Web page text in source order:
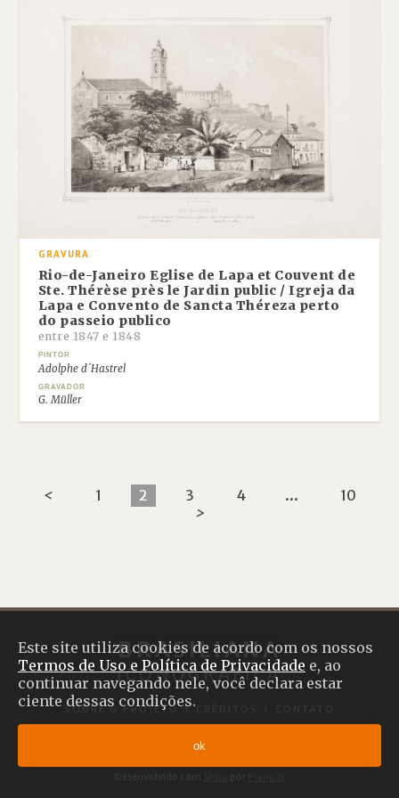
Este site utiliza cookies de acordo com os nossos
Termos de Uso e Política de Privacidade e, ao
continuar navegando nele, você declara estar
ciente dessas condições.
ok
GRAVURA
Rio-de-Janeiro Eglise de Lapa et Couvent de
Ste. Thérèse près le Jardin public / Igreja da
Lapa e Convento de Sancta Théreza perto
do passeio publico
entre 1847 e 1848
PINTOR
Adolphe d´Hastrel
GRAVADOR
G. Müller
< 1 2 3 4 ...
10
>
BRASILIANA
ICONOGRÁFICA
SOBRE O PROJETO|